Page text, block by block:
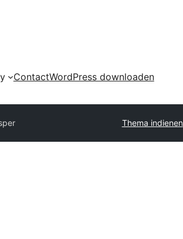
ContactWordPress downloaden
Thema indienen